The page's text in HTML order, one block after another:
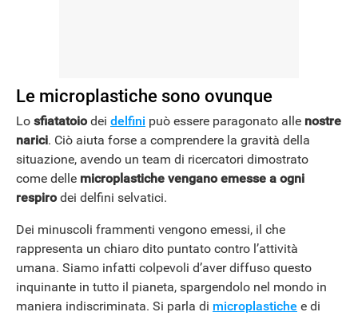
Le microplastiche sono ovunque
Lo sfiatatoiodei delfini può essere paragonato alle nostre
narici. Ciò aiuta forse a comprendere la gravità della
situazione, avendo un team di ricercatori dimostrato
come delle microplastiche vengano emesse a ogni
respirodei delfini selvatici.
Dei minuscoli frammenti vengono emessi, il che
rappresenta un chiaro dito puntato contro l’attività
umana. Siamo infatti colpevoli d’aver diffuso questo
inquinante in tutto il pianeta, spargendolo nel mondo in
maniera indiscriminata. Si parla di microplastiche e di